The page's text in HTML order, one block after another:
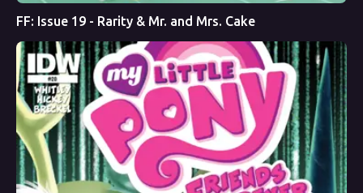
FF: Issue 19 - Rarity & Mr. and Mrs. Cake